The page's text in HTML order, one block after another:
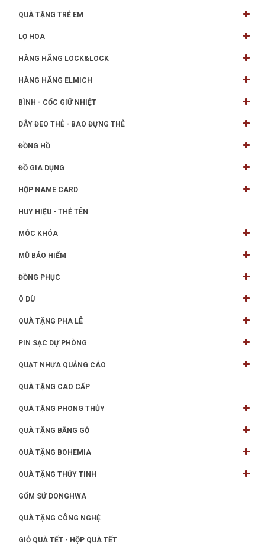
QUÀ TẶNG TRẺ EM
LỌ HOA
HÀNG HÃNG LOCK&LOCK
HÀNG HÃNG ELMICH
BÌNH - CỐC GIỮ NHIỆT
DÂY ĐEO THẺ - BAO ĐỰNG THẺ
ĐỒNG HỒ
ĐỒ GIA DỤNG
HỘP NAME CARD
HUY HIỆU - THẺ TÊN
MÓC KHÓA
MŨ BẢO HIỂM
ĐỒNG PHỤC
Ô DÙ
QUÀ TẶNG PHA LÊ
PIN SẠC DỰ PHÒNG
QUẠT NHỰA QUẢNG CÁO
QUÀ TẶNG CAO CẤP
QUÀ TẶNG PHONG THỦY
QUÀ TẶNG BẰNG GỖ
QUÀ TẶNG BOHEMIA
QUÀ TẶNG THỦY TINH
GỐM SỨ DONGHWA
QUÀ TẶNG CÔNG NGHỆ
GIỎ QUÀ TẾT - HỘP QUÀ TẾT